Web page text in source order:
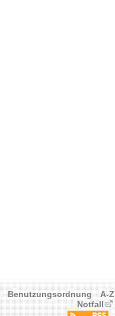
Benutzungsordnung
A-Z
Notfall